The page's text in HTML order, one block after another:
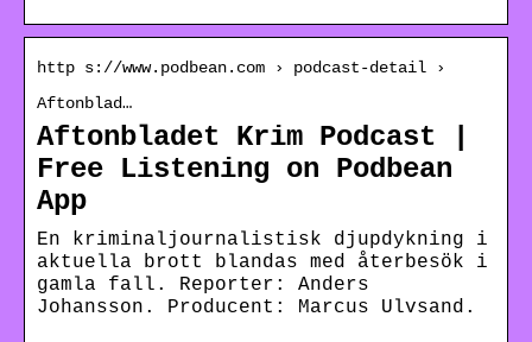
http s://www.podbean.com › podcast-detail ›
Aftonblad…
Aftonbladet Krim Podcast |
Free Listening on Podbean
App
En kriminaljournalistisk djupdykning i
aktuella brott blandas med återbesök i
gamla fall. Reporter: Anders
Johansson. Producent: Marcus Ulvsand.